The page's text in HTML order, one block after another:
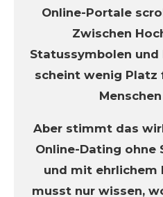
Online-Portale
Zwischen
Statussymbolen
scheint wenig Platz
Aber stimmt das
Online-Dating ohne
und mit ehrlichem
musst nur wissen,